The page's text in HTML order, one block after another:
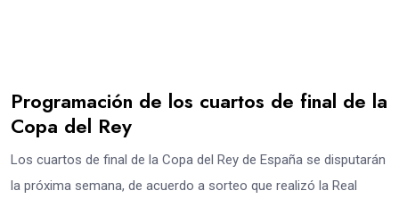
Programación de los cuartos de final de la
Copa del Rey
Los cuartos de final de la Copa del Rey de España se disputarán
la próxima semana, de acuerdo a sorteo que realizó la Real